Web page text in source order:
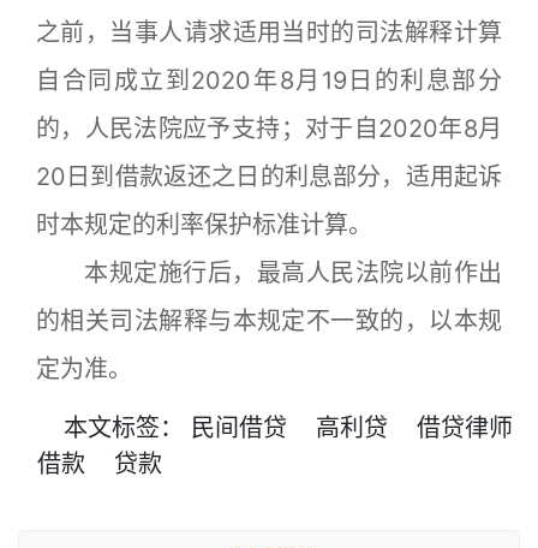
之前，当事人请求适用当时的司法解释计算
自合同成立到2020年8月19日的利息部分
的，人民法院应予支持；对于自2020年8月
20日到借款返还之日的利息部分，适用起诉
时本规定的利率保护标准计算。
本规定施行后，最高人民法院以前作出
的相关司法解释与本规定不一致的，以本规
定为准。
本文标签： 民间借贷 高利贷
借贷律师
借款
贷款